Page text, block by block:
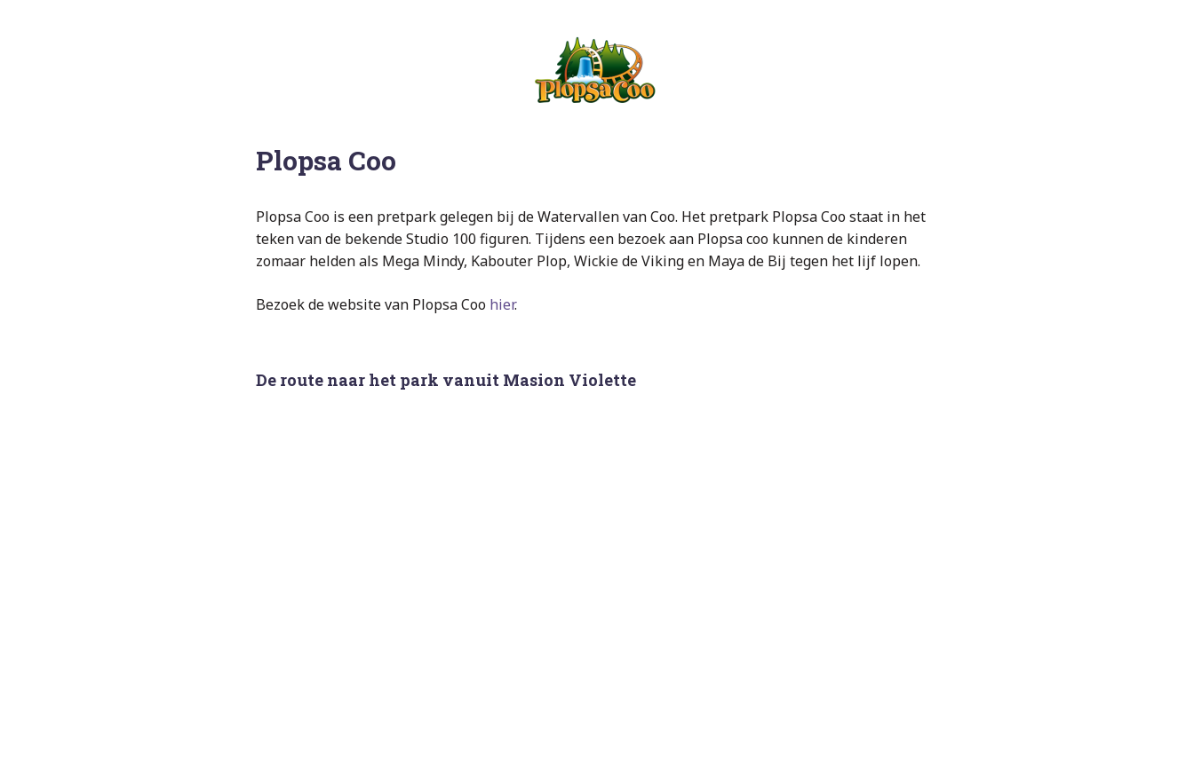
Plopsa Coo
Plopsa Coo is een pretpark gelegen bij de Watervallen van Coo. Het pretpark Plopsa Coo staat in het
teken van de bekende Studio 100 figuren. Tijdens een bezoek aan Plopsa coo kunnen de kinderen
zomaar helden als Mega Mindy, Kabouter Plop, Wickie de Viking en Maya de Bij tegen het lijf lopen.
Bezoek de website van Plopsa Coo hier.
De route naar het park vanuit Masion Violette